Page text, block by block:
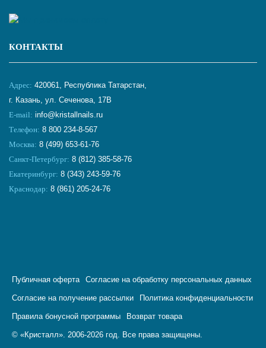
КОНТАКТЫ
Адрес: 420061, Республика Татарстан,
г. Казань, ул. Сеченова, 17В
E-mail: info@kristallnails.ru
Телефон: 8 800 234-8-567
Москва: 8 (499) 653-61-76
Санкт-Петербург: 8 (812) 385-58-76
Екатеринбург: 8 (343) 243-59-76
Краснодар: 8 (861) 205-24-76
© «Кристалл». 2006-2026 год. Все права защищены.
Публичная оферта Согласие на обработку персональных данных
Согласие на получение рассылки Политика конфиденциальности
Правила бонусной программы Возврат товара